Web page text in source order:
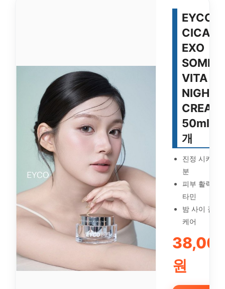
EYCO
CICA
EXO
SOME
VITA
NIGHT
CREAM
50ml, 1
개
진정 시카 성
분
피부 활력 비
타민
밤 사이 집중
케어
원